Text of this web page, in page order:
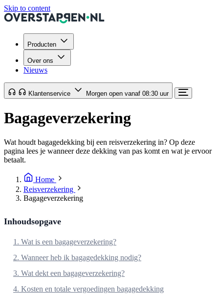
Skip to content
Producten
Over ons
Nieuws
Klantenservice Morgen open vanaf 08:30 uur
Bagageverzekering
Wat houdt bagagedekking bij een reisverzekering in? Op deze
pagina lees je wanneer deze dekking van pas komt en wat je ervoor
betaalt.
Home
Reisverzekering
Bagageverzekering
Inhoudsopgave
1. Wat is een bagageverzekering?
2. Wanneer heb ik bagagedekking nodig?
3. Wat dekt een bagageverzekering?
4. Kosten en totale vergoedingen bagagedekking